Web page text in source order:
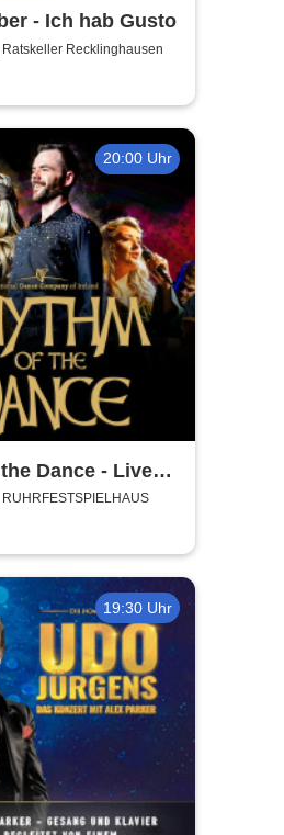
- Ich hab Gusto
Recklinghausen
20:00 Uhr
Dance - Live
19:30 Uhr